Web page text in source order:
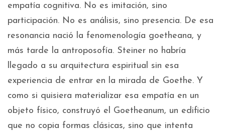
empatía cognitiva. No es imitación, sino
participación. No es análisis, sino presencia. De esa
resonancia nació la fenomenología goetheana, y
más tarde la antroposofía. Steiner no habría
llegado a su arquitectura espiritual sin esa
experiencia de entrar en la mirada de Goethe. Y
como si quisiera materializar esa empatía en un
objeto físico, construyó el Goetheanum, un edificio
que no copia formas clásicas, sino que intenta